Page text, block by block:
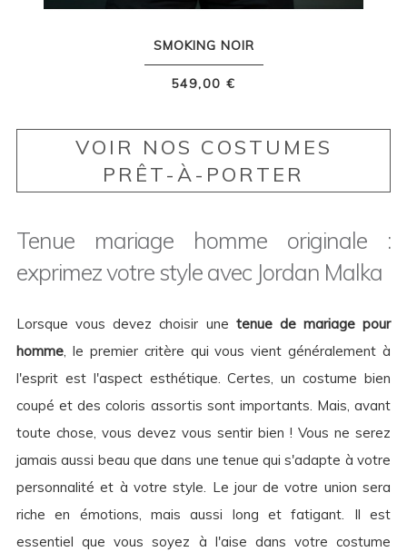
SMOKING NOIR
549,00 €
VOIR NOS COSTUMES
PRÊT-À-PORTER
Tenue mariage homme originale :
exprimez votre style avec Jordan Malka
Lorsque vous devez choisir une tenue de mariage pour
homme, le premier critère qui vous vient généralement à
l'esprit est l'aspect esthétique. Certes, un costume bien
coupé et des coloris assortis sont importants. Mais, avant
toute chose, vous devez vous sentir bien ! Vous ne serez
jamais aussi beau que dans une tenue qui s'adapte à votre
personnalité et à votre style. Le jour de votre union sera
riche en émotions, mais aussi long et fatigant. Il est
essentiel que vous soyez à l'aise dans votre costume